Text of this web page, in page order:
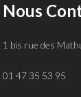
Nous
1 bis rue des
01 47 35 53 95